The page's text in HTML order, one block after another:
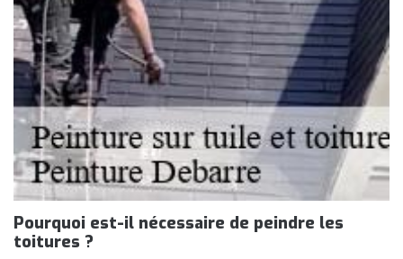
Pourquoi est-il nécessaire de peindre les
toitures ?